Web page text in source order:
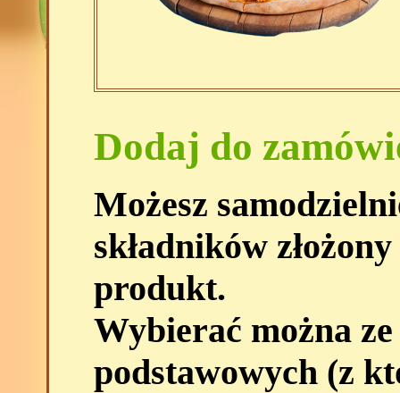
Dodaj do
Możesz
składników
produkt.
Wybierać można
podstawowych (z